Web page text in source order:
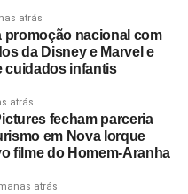
atrás
promoção nacional com
da Disney e Marvel e
cuidados infantis
atrás
fecham parceria
em Nova Iorque
filme do Homem-Aranha
atrás